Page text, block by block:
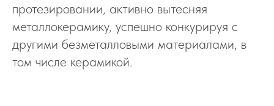
протезировании, активно вытесняя
металлокерамику, успешно конкурируя с
другими безметалловыми материалами, в
том числе керамикой.